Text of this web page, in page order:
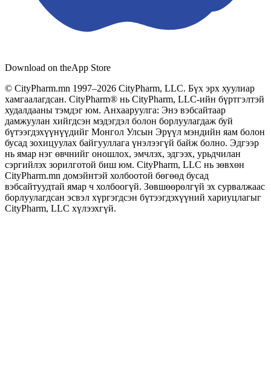
Download on theApp Store
© CityPharm.mn 1997–2026 CityPharm, LLC. Бүх эрх хуулиар
хамгаалагдсан. CityPharm® нь CityPharm, LLC-ийн бүртгэлтэй
худалдааны тэмдэг юм. Анхааруулга: Энэ вэбсайтаар
дамжуулан хийгдсэн мэдэгдэл болон борлуулагдаж буй
бүтээгдэхүүнүүдийг Монгол Улсын Эрүүл мэндийн яам болон
бусад зохицуулах байгууллага үнэлээгүй байж болно. Эдгээр
нь ямар нэг өвчнийг оношлох, эмчлэх, эдгээх, урьдчилан
сэргийлэх зорилготой биш юм. CityPharm, LLC нь зөвхөн
CityPharm.mn домэйнтэй холбоотой бөгөөд бусад
вэбсайтуудтай ямар ч холбоогүй. Зөвшөөрөлгүй эх сурвалжаас
борлуулагдсан эсвэл хүргэгдсэн бүтээгдэхүүний хариуцлагыг
CityPharm, LLC хүлээхгүй.